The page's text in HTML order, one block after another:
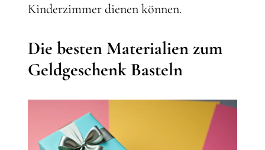
Kinderzimmer dienen können.
Die besten Materialien zum
Geldgeschenk Basteln